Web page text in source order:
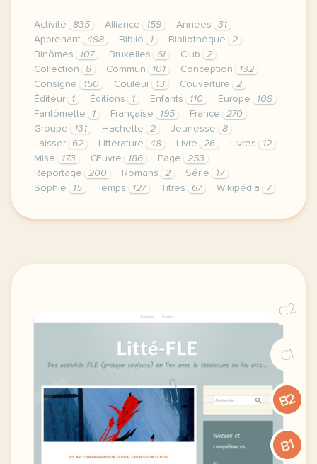
Activité 835 Alliance 159 Années
31
Apprenant
498 Biblio 1 Bibliothèque
2
Binômes
107 Bruxelles 61 Club
2
Collection
8 Commun 101 Conception
132
Consigne
150 Couleur 13 Couverture
2
Éditeur
1 Éditions 1 Enfants 110 Europe
109
Fantômette
1 Française 195 France
270
Groupe
131 Hachette 2 Jeunesse
8
Laisser
62 Littérature 48 Livre 26 Livres
12
Mise
173 Œuvre 186 Page
253
Reportage
200 Romans 2 Série
17
Sophie
15 Temps 127 Titres 67 Wikipédia 7
le respect de votre vie privee est une priorite
C2
C1
B2
B1